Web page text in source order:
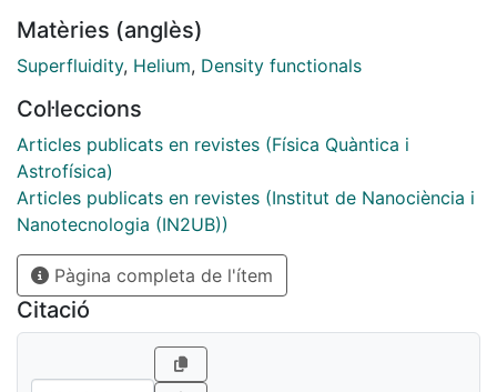
where angular momentum is exclusively stored in
capillary waves on a deformed cross-section cylinder.
sections have been considered, as they aim to
represent the cross section of the very large deformed
He drops discussed in the experiments. Axisymmetric
Rayleigh instabilities, always present in fluid columns,
have been set aside. The calculations allow us to carry
out a comparison between the rotational behavior of a
normal, rotational fluid (3He) and a superfluid,
irrotational fluid (4He).
Matèries (anglès)
Superfluidity, Helium, Density functionals
Col·leccions
Articles publicats en revistes (Física Quàntica i
Astrofísica)
Articles publicats en revistes (Institut de Nanociència i
Nanotecnologia (IN2UB))
Pàgina completa de l'ítem
Citació